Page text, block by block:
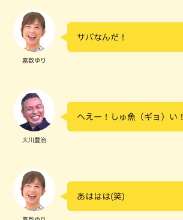
嘉数ゆり
サバなんだ！
大川豊治
へえー！しゅ魚（ギョ）い！
あははは(笑)